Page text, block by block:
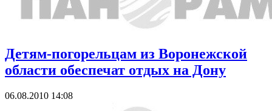
Детям-погорельцам из Воронежской
области обеспечат отдых на Дону
06.08.2010 14:08